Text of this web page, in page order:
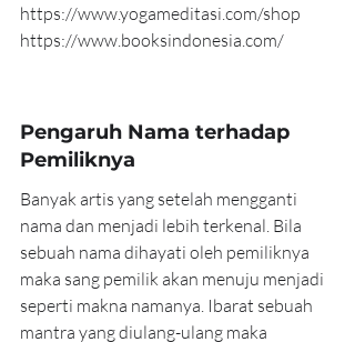
https://www.yogameditasi.com/shop
https://www.booksindonesia.com/
Pengaruh Nama terhadap
Pemiliknya
Banyak artis yang setelah mengganti
nama dan menjadi lebih terkenal. Bila
sebuah nama dihayati oleh pemiliknya
maka sang pemilik akan menuju menjadi
seperti makna namanya. Ibarat sebuah
mantra yang diulang-ulang maka